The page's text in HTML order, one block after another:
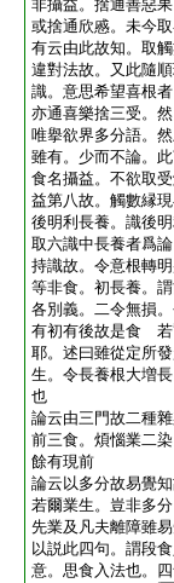
非攝益。捨通善惡
或捨通欣慼。未今
有云由此故知。取
違對法故。又此隨
識。意思希望喜根
亦通喜樂捨三受。
唯擧欲界多分語。
雖有。少而不論。
食名攝益。不欲取
益第八故。觸數縁
後明利長養。識後
取六識中長養者爲
持識故。令意根轉
等非食。初長養。
各別義。二令無損
有初有後故是食 若
耶。述曰雖從定所
生。令長養根大増
也
論云由三門故二種
前三食。煩惱業二
餘有現前
論云以多分故易覺
若爾業生。豈非多
先業及凡夫離障雖
以説此四句。謂段
意。思食入法也。